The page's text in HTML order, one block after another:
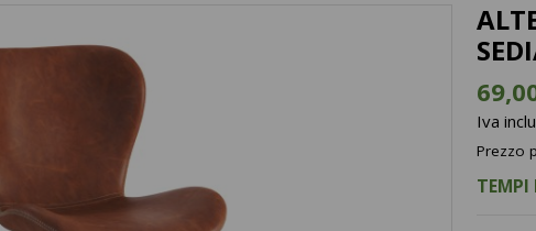
Iva
Prezzo